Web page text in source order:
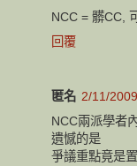
NCC = 髒CC,
回覆
匿名 2/11/
NCC兩派學者
遺憾的是
爭議重點竟是